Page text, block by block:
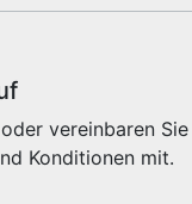
vereinbaren
Konditionen mit.